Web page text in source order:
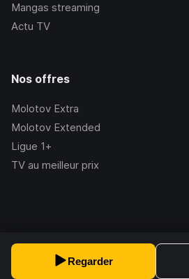
Regarder
Mangas streaming
Actu TV
Nos offres
Molotov Extra
Molotov Extended
Ligue 1+
TV au meilleur prix